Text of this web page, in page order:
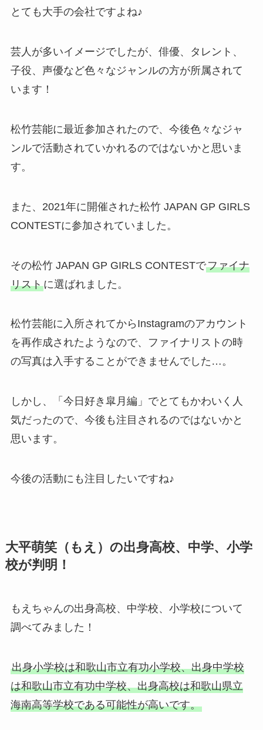
とても大手の会社ですよね♪
芸人が多いイメージでしたが、俳優、タレント、
子役、声優など色々なジャンルの方が所属されて
います！
松竹芸能に最近参加されたので、今後色々なジャ
ンルで活動されていかれるのではないかと思いま
す。
また、2021年に開催された松竹 JAPAN GP GIRLS
CONTESTに参加されていました。
その松竹 JAPAN GP GIRLS CONTESTでファイナ
リストに選ばれました。
松竹芸能に入所されてからInstagramのアカウント
を再作成されたようなので、ファイナリストの時
の写真は入手することができませんでした…。
しかし、「今日好き皐月編」でとてもかわいく人
気だったので、今後も注目されるのではないかと
思います。
今後の活動にも注目したいですね♪
大平萌笑（もえ）の出身高校、中学、小学
校が判明！
もえちゃんの出身高校、中学校、小学校について
調べてみました！
出身小学校は和歌山市立有功小学校、出身中学校
は和歌山市立有功中学校、出身高校は和歌山県立
海南高等学校である可能性が高いです。